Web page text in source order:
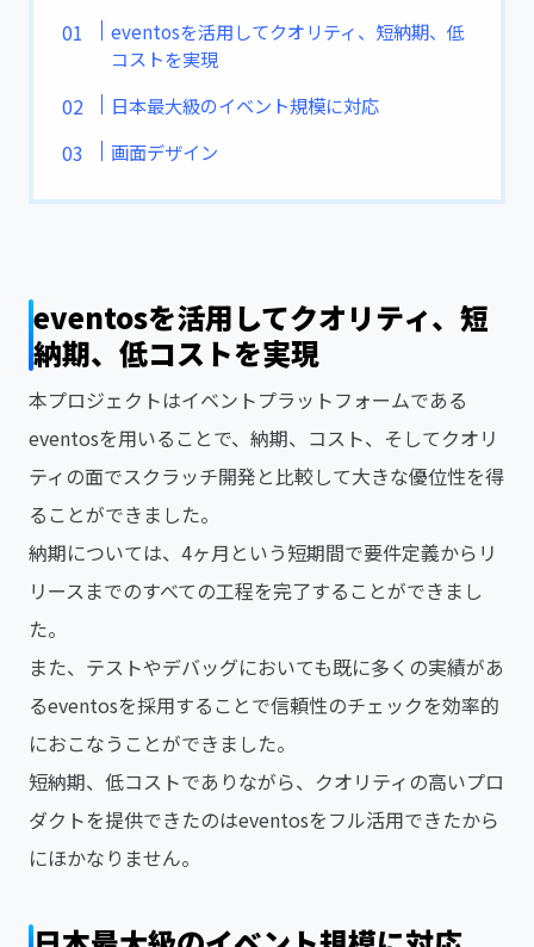
eventosを活用してクオリティ、短納期、低
コストを実現
日本最大級のイベント規模に対応
画面デザイン
eventosを活用してクオリティ、短
納期、低コストを実現
本プロジェクトはイベントプラットフォームである
eventosを用いることで、納期、コスト、そしてクオリ
ティの面でスクラッチ開発と比較して大きな優位性を得
ることができました。
納期については、4ヶ月という短期間で要件定義からリ
リースまでのすべての工程を完了することができまし
た。
また、テストやデバッグにおいても既に多くの実績があ
るeventosを採用することで信頼性のチェックを効率的
におこなうことができました。
短納期、低コストでありながら、クオリティの高いプロ
ダクトを提供できたのはeventosをフル活用できたから
にほかなりません。